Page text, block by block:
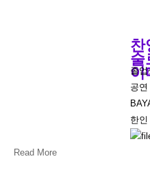
찬
술
이
졸
공
한인
Read More